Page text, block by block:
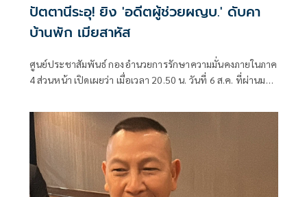
ปัตตานีระอุ! ยิง 'อดีตผู้ช่วยผญบ.' ดับคา
บ้านพัก เมียสาหัส
ศูนย์ประชาสัมพันธ์ กองอำนวยการรักษาความมั่นคงภายในภาค
4 ส่วนหน้า เปิดเผยว่า เมื่อเวลา 20.50 น. วันที่ 6 ส.ค. ที่ผ่านมา
อาแว อดีตผู้ช่วยผู้ใหญ่บ้านหมู่ที่ 5